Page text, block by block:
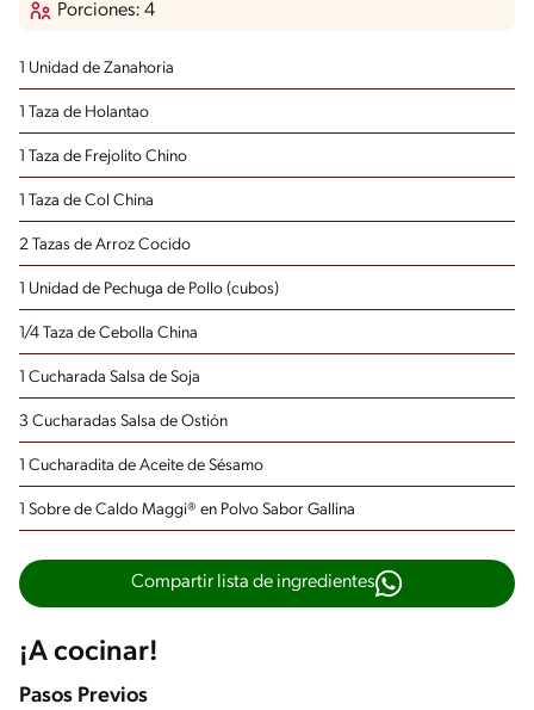
Porciones: 4
1 Unidad de Zanahoria
1 Taza de Holantao
1 Taza de Frejolito Chino
1 Taza de Col China
2 Tazas de Arroz Cocido
1 Unidad de Pechuga de Pollo (cubos)
1/4 Taza de Cebolla China
1 Cucharada Salsa de Soja
3 Cucharadas Salsa de Ostión
1 Cucharadita de Aceite de Sésamo
1 Sobre de Caldo Maggi® en Polvo Sabor Gallina
Compartir lista de ingredientes
¡A cocinar!
Pasos Previos